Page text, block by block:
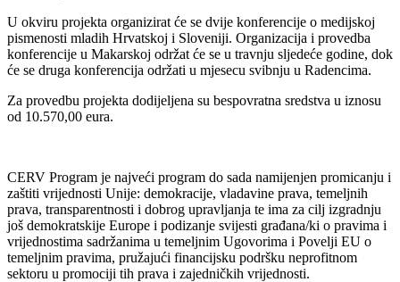
U okviru projekta organizirat će se dvije konferencije o medijskoj
pismenosti mladih Hrvatskoj i Sloveniji. Organizacija i provedba
konferencije u Makarskoj održat će se u travnju sljedeće godine, dok
će se druga konferencija održati u mjesecu svibnju u Radencima.
Za provedbu projekta dodijeljena su bespovratna sredstva u iznosu
od 10.570,00 eura.
CERV Program je najveći program do sada namijenjen promicanju i
zaštiti vrijednosti Unije: demokracije, vladavine prava, temeljnih
prava, transparentnosti i dobrog upravljanja te ima za cilj izgradnju
još demokratskije Europe i podizanje svijesti građana/ki o pravima i
vrijednostima sadržanima u temeljnim Ugovorima i Povelji EU o
temeljnim pravima, pružajući financijsku podršku neprofitnom
sektoru u promociji tih prava i zajedničkih vrijednosti.